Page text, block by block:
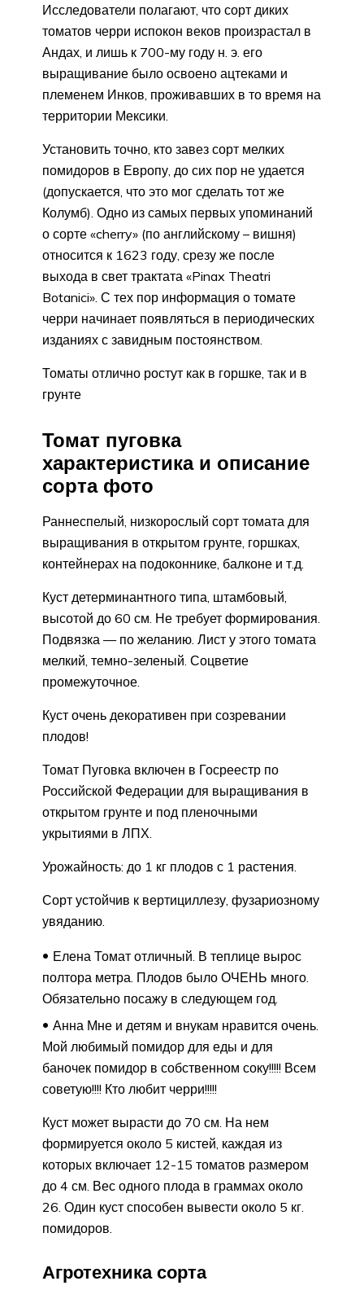
Исследователи полагают, что сорт диких
томатов черри испокон веков произрастал в
Андах, и лишь к 700-му году н. э. его
выращивание было освоено ацтеками и
племенем Инков, проживавших в то время на
территории Мексики.
Установить точно, кто завез сорт мелких
помидоров в Европу, до сих пор не удается
(допускается, что это мог сделать тот же
Колумб). Одно из самых первых упоминаний
о сорте «cherry» (по английскому – вишня)
относится к 1623 году, срезу же после
выхода в свет трактата «Pinax Theatri
Botanici». С тех пор информация о томате
черри начинает появляться в периодических
изданиях с завидным постоянством.
Томаты отлично ростут как в горшке, так и в
грунте
Томат пуговка
характеристика и описание
сорта фото
Раннеспелый, низкорослый сорт томата для
выращивания в открытом грунте, горшках,
контейнерах на подоконнике, балконе и т.д.
Куст детерминантного типа, штамбовый,
высотой до 60 см. Не требует формирования.
Подвязка — по желанию. Лист у этого томата
мелкий, темно-зеленый. Соцветие
промежуточное.
Куст очень декоративен при созревании
плодов!
Томат Пуговка включен в Госреестр по
Российской Федерации для выращивания в
открытом грунте и под пленочными
укрытиями в ЛПХ.
Урожайность: до 1 кг плодов с 1 растения.
Сорт устойчив к вертициллезу, фузариозному
увяданию.
Елена Томат отличный. В теплице вырос
полтора метра. Плодов было ОЧЕНЬ много.
Обязательно посажу в следующем год.
Анна Мне и детям и внукам нравится очень.
Мой любимый помидор для еды и для
баночек помидор в собственном соку!!!!! Всем
советую!!!! Кто любит черри!!!!!
Куст может вырасти до 70 см. На нем
формируется около 5 кистей, каждая из
которых включает 12-15 томатов размером
до 4 см. Вес одного плода в граммах около
26. Один куст способен вывести около 5 кг.
помидоров.
Агротехника сорта